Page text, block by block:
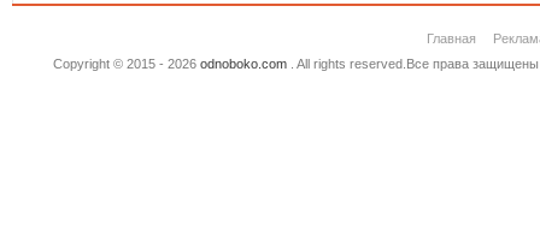
Главная
Copyright © 2015 - 2026 odnoboko.com. All rights reserved.Все права защищены.